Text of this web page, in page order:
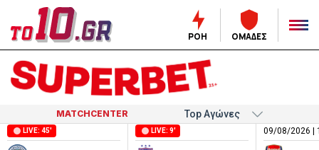
ΡΟΗ ΟΜΑΔΕΣ
MATCHCENTER
LIVE: 45' LIVE: 9' 09/08/2026 |